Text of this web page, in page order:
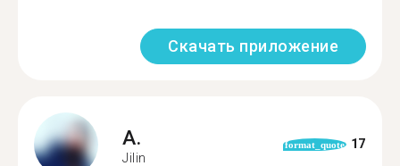
Скачать приложение
A.
Jilin
format_quote 17